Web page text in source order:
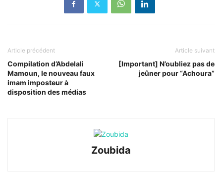
Article précédent
Compilation d’Abdelali
Mamoun, le nouveau faux
imam imposteur à
disposition des médias
Article suivant
[Important] N’oubliez pas de
jeûner pour “Achoura”
Zoubida